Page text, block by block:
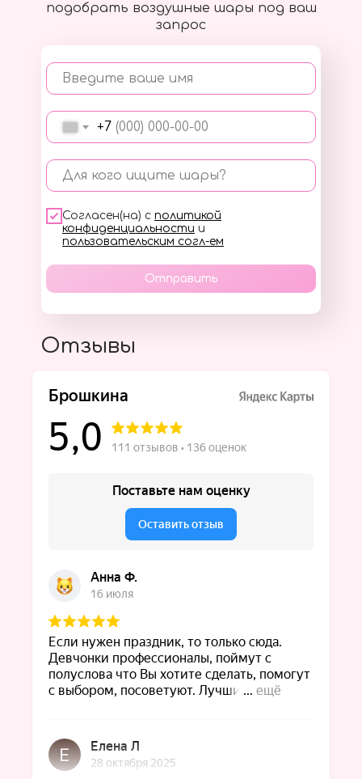
подобрать воздушные шары под ваш
запрос
Введите ваше имя
+7
Для кого ищите шары?
Согласен(на) с политикой
конфиденциальности и
пользовательским согл-ем
Отправить
Отзывы